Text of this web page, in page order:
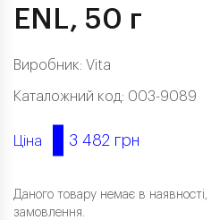
ENL, 50 г
Виробник: Vita
Каталожний код: 003-9089
Ціна 3 482 грн
Даного товару немає в наявності,
замовлення.